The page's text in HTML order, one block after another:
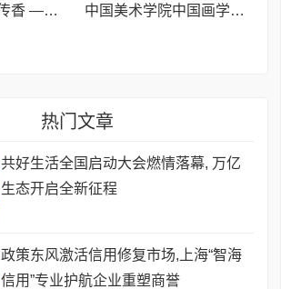
幽兰清韵,翰墨传香 ——夏有祥“兰花”主题书法作品展今天开幕 中国美术学院中国画学院博导韩璐教授:玄境彩墨绘画的当代审美表达
热门文章
共好生活全国启动大会燃情落幕, 万亿
生态开启全新征程
政策东风激活信用修复市场,上海“智海
信用”专业护航企业重塑商誉